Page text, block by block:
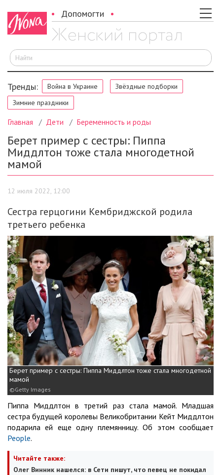
Допомогти
Тренды: Война в Украине
Звёздные подборки
Зимние праздники
Главная Дети Беременность и роды
Берет пример с сестры: Пиппа
Миддлтон тоже стала многодетной
мамой
12 июля 2022, 12:00
Сестра герцогини Кембриджской родила
третьего ребенка
Берет пример с сестры: Пиппа Миддлтон тоже стала многодетной
мамой
Getty Images
Пиппа Миддлтон в третий раз стала мамой. Младшая
сестра будущей королевы Великобритании Кейт Миддлтон
подарила ей еще одну племянницу. Об этом сообщает
People.
Читайте также:
Олег Винник нашелся: в Сети пишут, что певец не покидал